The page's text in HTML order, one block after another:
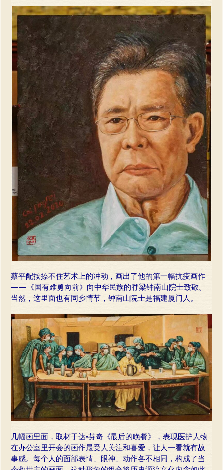
蔡平配按捺不住艺术上的冲动，画出了他的第一幅抗疫画作
——《国有难勇向前》向中华民族的脊梁钟南山院士致敬。
当然，这里面也有同乡情节，钟南山院士是福建厦门人。
几幅画里面，取材于达•芬奇《最后的晚餐》，表现医护人物
在办公室里开会的画作最受人关注和喜爱，让人一看就有故
事感。每个人的面部表情、眼神、动作各不相同，构成了当